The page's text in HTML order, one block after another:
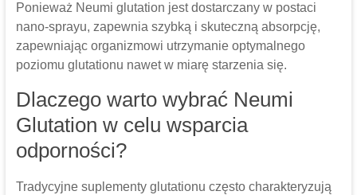
Ponieważ Neumi glutation jest dostarczany w postaci
nano-sprayu, zapewnia szybką i skuteczną absorpcję,
zapewniając organizmowi utrzymanie optymalnego
poziomu glutationu nawet w miarę starzenia się.
Dlaczego warto wybrać Neumi
Glutation w celu wsparcia
odporności?
Tradycyjne suplementy glutationu często charakteryzują